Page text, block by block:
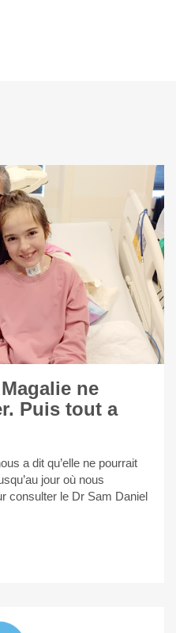
ne
Puis tout a
a dit qu’elle ne pourrait
jour où nous
consulter le Dr Sam Daniel